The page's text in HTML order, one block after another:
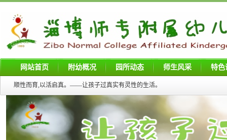
网站首页 附幼概况 园所动态 师生风采 特色
顺性而育,以活启真。——让孩子过真实有灵性的生活。